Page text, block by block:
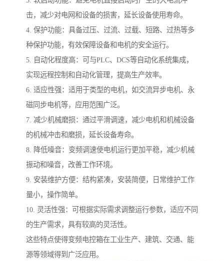
击，减少对电网和设备的损害，延长设备使用寿命。
4. 保护功能：具备过压、过流、过载、短路、过热等多
种保护功能，有效保障设备和电机的安全运行。
5. 自动化程度高：可与PLC、DCS等自动化系统集成，
实现远程控制和自动化管理，提高生产效率。
6. 适应性强：适用于类型的电机，如交流异步电机、永
磁同步电机等，应用范围广泛。
7. 减少机械磨损：通过平滑调速，减少电机和机械设备
的机械冲击和磨损，延长设备寿命。
8. 降低噪音：变频调速使电机运行更加平稳，减少机械
振动和噪音，改善工作环境。
9. 安装维护方便：结构紧凑，安装简便，日常维护工作
量小，操作简单。
10. 灵活性强：可根据实际需求调整运行参数，适应不同
的生产需求，具有较高的灵活性。
这些特点使得变频电控箱在工业生产、建筑、交通、能
源等领域得到广泛应用。